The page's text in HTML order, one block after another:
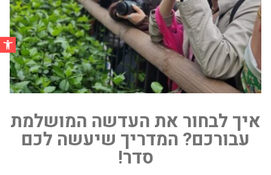
איך לבחור את העדשה המושלמת
עבורכם? המדריך שיעשה לכם
סדר!